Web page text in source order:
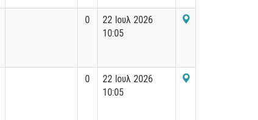
0
22 Ιουλ 2026
10:05
0
22 Ιουλ 2026
10:05